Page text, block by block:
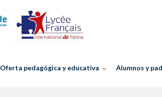
Oferta pedagógica y educativa Alumnos y